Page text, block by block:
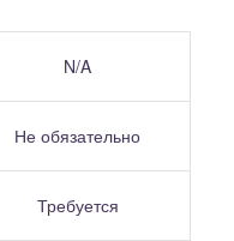
N/A
Не обязательно
Требуется